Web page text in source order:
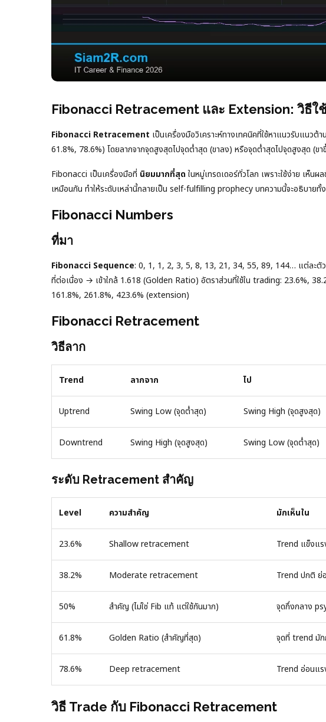
Fibonacci Retracement และ Extension: วิธี
Fibonacci Retracement เป็นเครื่องมือวิเคราะห์ทางเทคนิคที่ใช้หาแนวรับแนว
61.8%, 78.6%) โดยลากจากจุดสูงสุดไปจุดต่ำสุด (ขาลง) หรือจุดต่ำสุดไปจุดสูงสุด (ข
Fibonacci เป็นเครื่องมือที่ นิยมมากที่สุดในหมู่เทรดเดอร์ทั่วโลก เพราะใช้ง่าย เห็น
เหมือนกัน ทำให้ระดับเหล่านี้กลายเป็น self-fulfilling prophecy บทความนี้จะอธิบา
Fibonacci Numbers
ที่มา
Fibonacci Sequence: 0, 1, 1, 2, 3, 5, 8, 13, 21, 34, 55, 89, 144… แต่ละตัว
ที่ต่อเนื่อง → เข้าใกล้ 1.618 (Golden Ratio) อัตราส่วนที่ใช้ใน trading: 23.6%,
161.8%, 261.8%, 423.6% (extension)
Fibonacci Retracement
วิธีลาก
Trend ลากจาก ไป
Uptrend Swing Low (จุดต่ำสุด) Swing High (จุดสูงสุด)
Downtrend Swing High (จุดสูงสุด) Swing Low (จุดต่ำสุด)
ระดับ Retracement สำคัญ
Level ความสำคัญ มักเห็นใน
23.6% Shallow retracement Trend แข็งแ
38.2% Moderate retracement Trend ปกติ ย่
50% สำคัญ (ไม่ใช่ Fib แท้ แต่ใช้กันมาก) จุดกึ่งกลาง
61.8% Golden Ratio (สำคัญที่สุด) จุดที่ trend มั
78.6% Deep retracement Trend อ่อนแ
วิธี Trade กับ Fibonacci Retracement